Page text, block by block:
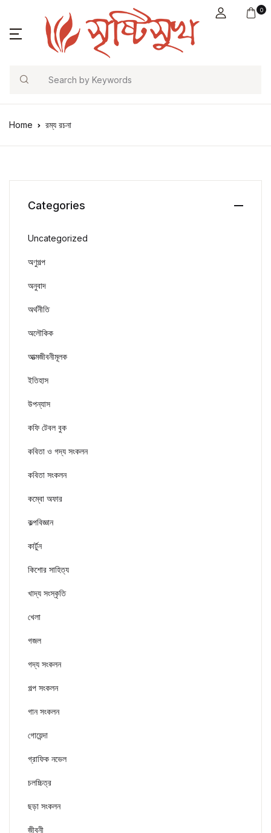
0
Search
Home রম্য রচনা
Categories
Uncategorized
অণুগল্প
অনুবাদ
অর্থনীতি
অলৌকিক
আত্মজীবনীমূলক
ইতিহাস
উপন্যাস
কফি টেবল বুক
কবিতা ও গদ্য সংকলন
কবিতা সংকলন
কম্বো অফার
কল্পবিজ্ঞান
কার্টুন
কিশোর সাহিত্য
খাদ্য সংস্কৃতি
খেলা
গজল
গদ্য সংকলন
গল্প সংকলন
গান সংকলন
গোয়েন্দা
গ্রাফিক নভেল
চলচ্চিত্র
ছড়া সংকলন
জীবনী